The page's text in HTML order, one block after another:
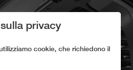
privacy
cookie, che richiedono il